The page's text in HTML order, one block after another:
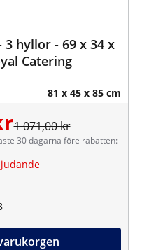
3 hyllor - 69 x 34 x
Catering
81 x 45 x 85 cm
1 071,00 kr
30 dagarna före rabatten: